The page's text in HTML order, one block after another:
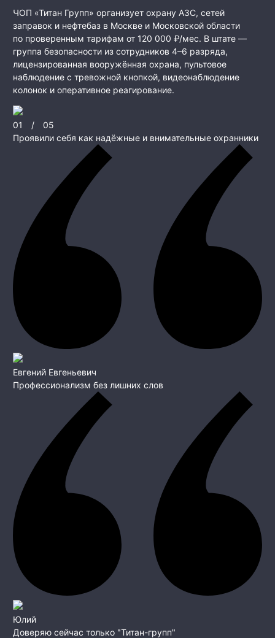
ЧОП «Титан Групп» организует охрану АЗС, сетей
заправок и нефтебаз в Москве и Московской области
по проверенным тарифам от 120 000 ₽/мес. В штате —
группа безопасности из сотрудников 4–6 разряда,
лицензированная вооружённая охрана, пультовое
наблюдение с тревожной кнопкой, видеонаблюдение
колонок и оперативное реагирование.
01 /
05
Проявили себя как надёжные и внимательные охранники
Евгений Евгеньевич
Профессионализм без лишних слов
Юлий
Доверяю сейчас только "Титан-групп"